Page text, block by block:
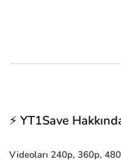
⚡ YT1Save
Videoları 240p, 360p,